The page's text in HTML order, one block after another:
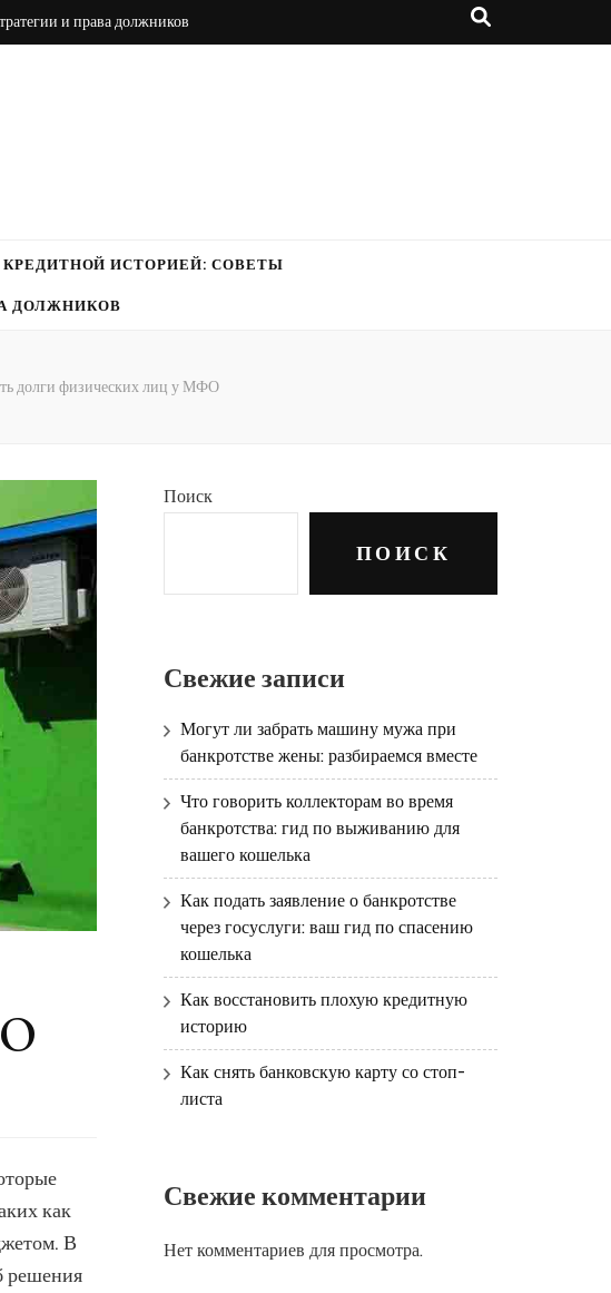
и права должников
ИСТОРИЕЙ: СОВЕТЫ
ДОЛЖНИКОВ
долги физических лиц у МФО
как
В
решения
Поиск
ПОИСК
Свежие записи
Могут ли забрать машину мужа при
банкротстве жены: разбираемся вместе
Что говорить коллекторам во время
банкротства: гид по выживанию для
вашего кошелька
Как подать заявление о банкротстве
через госуслуги: ваш гид по спасению
кошелька
Как восстановить плохую кредитную
историю
Как снять банковскую карту со стоп-
листа
Свежие комментарии
Нет комментариев для просмотра.